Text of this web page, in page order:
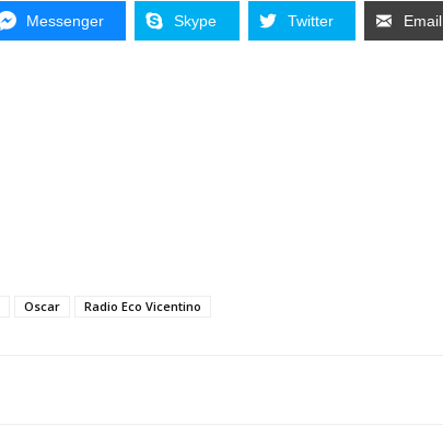
Messenger Skype Twitter Email
Oscar Radio Eco Vicentino